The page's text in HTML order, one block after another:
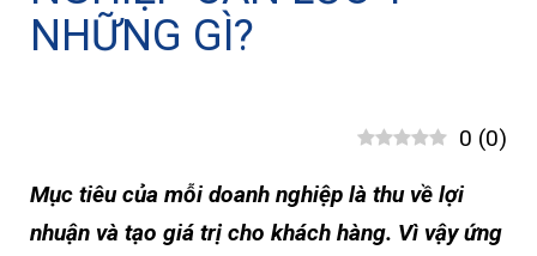
NHỮNG GÌ?
0 (0)
Mục tiêu của mỗi doanh nghiệp là thu về lợi
nhuận và tạo giá trị cho khách hàng. Vì vậy ứng